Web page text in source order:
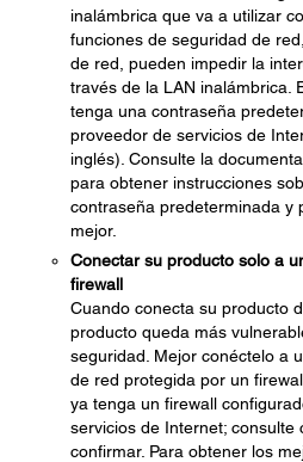
inalámbrica que va a utilizar
funciones de seguridad de
de red, pueden impedir la
través de la LAN inalámbrica.
tenga una contraseña
proveedor de servicios de
inglés). Consulte la
para obtener instrucciones
contraseña predeterminada y
mejor.
Conectar su producto solo a
firewall
Cuando conecta su producto
producto queda más
seguridad. Mejor conéctelo a
de red protegida por un
ya tenga un firewall
servicios de Internet; consulte
confirmar. Para obtener los